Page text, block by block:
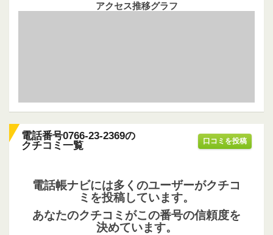
アクセス推移グラフ
電話番号0766-23-2369の
クチコミ一覧
口コミを投稿
電話帳ナビには多くのユーザーがクチコ
ミを投稿しています。
あなたのクチコミがこの番号の信頼度を
決めています。